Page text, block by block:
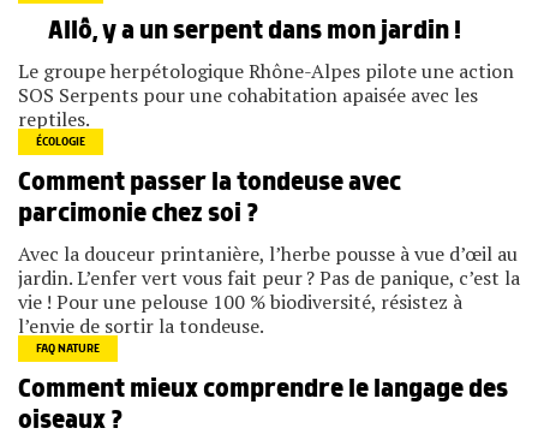
Allô, y a un serpent dans mon jardin !
Le groupe herpétologique Rhône-Alpes pilote une action
SOS Serpents pour une cohabitation apaisée avec les
reptiles.
ÉCOLOGIE
Comment passer la tondeuse avec
parcimonie chez soi ?
Avec la douceur printanière, l’herbe pousse à vue d’œil au
jardin. L’enfer vert vous fait peur ? Pas de panique, c’est la
vie ! Pour une pelouse 100 % biodiversité, résistez à
l’envie de sortir la tondeuse.
FAQ NATURE
Comment mieux comprendre le langage des
oiseaux ?